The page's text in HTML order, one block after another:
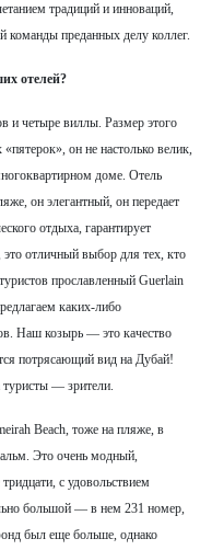
традиций и инноваций,
преданных делу коллег.
отелей?
и четыре виллы. Размер этого
он не настолько велик,
доме. Отель
он элегантный, он передает
отдыха, гарантирует
отличный выбор для тех, кто
прославленный Guerlain
каких-либо
Наш козырь — это качество
потрясающий вид на Дубай!
— зрители.
Beach, тоже на пляже, в
Это очень модный,
с удовольствием
большой — в нем 231 номер,
был еще больше, однако